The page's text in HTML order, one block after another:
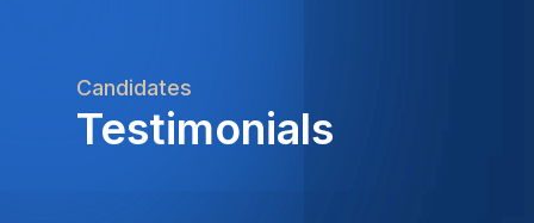
Candidates
Testimonials